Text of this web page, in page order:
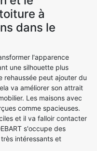
à
dans le
l'apparence
une silhouette plus
rehaussée peut ajouter du
va améliorer son attrait
Les maisons avec
comme spacieuses.
et il va falloir contacter
s'occupe des
intéressants et